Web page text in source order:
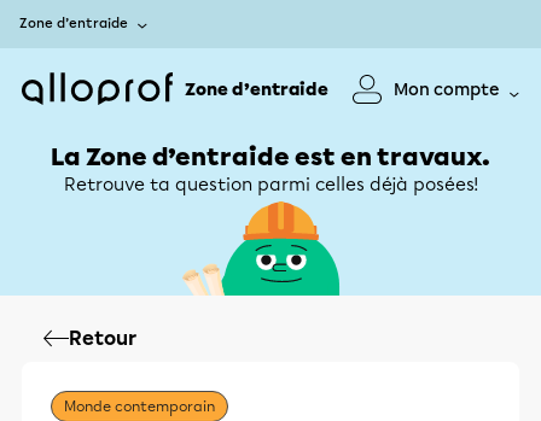
Zone d’entraide
Zone d’entraide Mon compte
La Zone d’entraide est en travaux.
Retrouve ta question parmi celles déjà posées!
Retour
Monde contemporain